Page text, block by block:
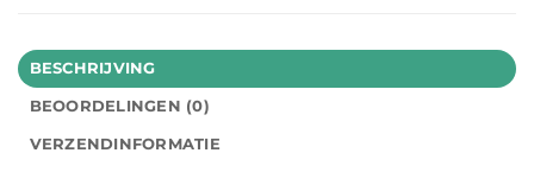
BESCHRIJVING
BEOORDELINGEN (0)
VERZENDINFORMATIE